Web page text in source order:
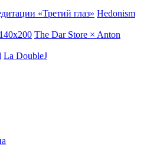
«Третий глаз» Hedonism
The Dar Store × Anton
La DoubleJ